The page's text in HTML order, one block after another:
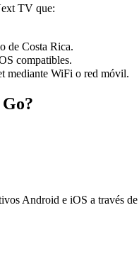
TV que:
de Costa Rica.
compatibles.
mediante WiFi o red móvil.
Android e iOS a través